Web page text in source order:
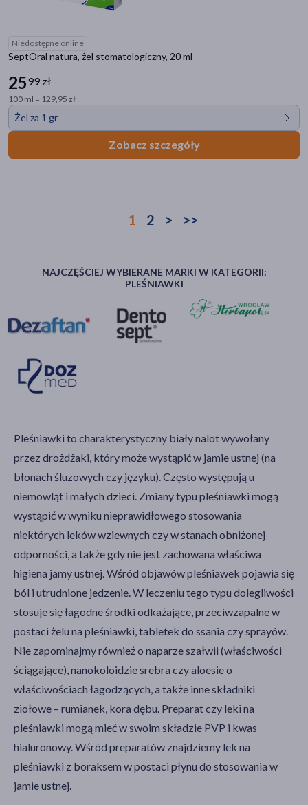
Niedostępne online
SeptOral natura, żel stomatologiczny, 20 ml
2599 zł
100 ml = 129,95 zł
Żel za 1 gr
Zobacz szczegóły
1 2 > >>
NAJCZĘŚCIEJ WYBIERANE MARKI W KATEGORII:
PLEŚNIAWKI
Pleśniawki to charakterystyczny biały nalot wywołany
przez drożdżaki, który może wystąpić w jamie ustnej (na
błonach śluzowych czy języku). Często występują u
niemowląt i małych dzieci. Zmiany typu pleśniawki mogą
wystąpić w wyniku nieprawidłowego stosowania
niektórych leków wziewnych czy w stanach obniżonej
odporności, a także gdy nie jest zachowana właściwa
higiena jamy ustnej. Wśród objawów pleśniawek pojawia się
ból i utrudnione jedzenie. W leczeniu tego typu dolegliwości
stosuje się łagodne środki odkażające, przeciwzapalne w
postaci żelu na pleśniawki, tabletek do ssania czy sprayów.
Nie zapominajmy również o naparze szałwii (właściwości
ściągające), nanokoloidzie srebra czy aloesie o
właściwościach łagodzących, a także inne składniki
ziołowe – rumianek, kora dębu. Preparat czy leki na
pleśniawki mogą mieć w swoim składzie PVP i kwas
hialuronowy. Wśród preparatów znajdziemy lek na
pleśniawki z boraksem w postaci płynu do stosowania w
jamie ustnej.